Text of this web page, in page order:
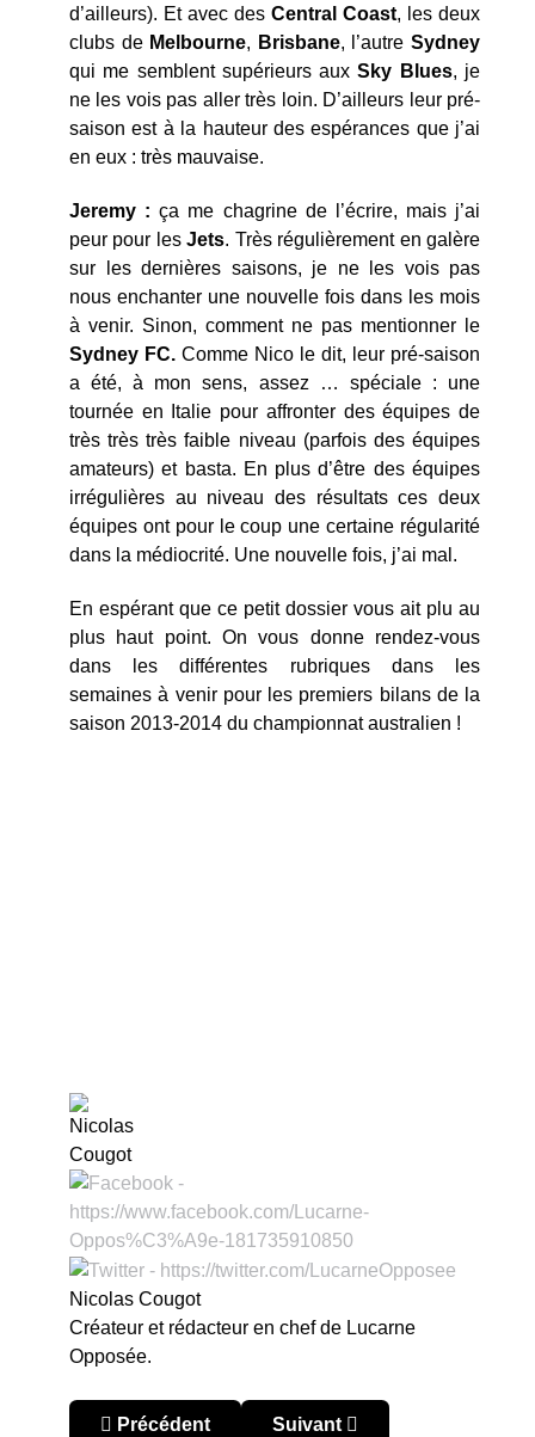
d’ailleurs). Et avec des Central Coast, les deux
clubs de Melbourne, Brisbane, l’autreSydney
qui me semblent supérieurs auxSky Blues, je
ne les vois pas aller très loin. D’ailleurs leur pré-
saison est à la hauteur des espérances que j’ai
en eux : très mauvaise.
Jeremy :ça me chagrine de l’écrire, mais j’ai
peur pour lesJets. Très régulièrement en galère
sur les dernières saisons, je ne les vois pas
nous enchanter une nouvelle fois dans les mois
à venir. Sinon, comment ne pas mentionner le
Sydney FC. Comme Nico le dit, leur pré-saison
a été, à mon sens, assez … spéciale : une
tournée en Italie pour affronter des équipes de
très très très faible niveau (parfois des équipes
amateurs) et basta. En plus d’être des équipes
irrégulières au niveau des résultats ces deux
équipes ont pour le coup une certaine régularité
dans la médiocrité. Une nouvelle fois, j’ai mal.
En espérant que ce petit dossier vous ait plu au
plus haut point. On vous donne rendez-vous
dans les différentes rubriques dans les
semaines à venir pour les premiers bilans de la
saison 2013-2014 du championnat australien !
Nicolas Cougot
Créateur et rédacteur en chef de Lucarne
Opposée.
Article précédent : Australie : en fanfare
Précédent Article suivant : Australie :
Suivant